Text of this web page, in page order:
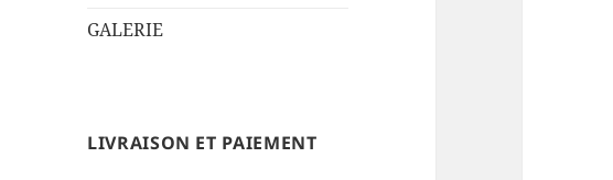
GALERIE
LIVRAISON ET PAIEMENT